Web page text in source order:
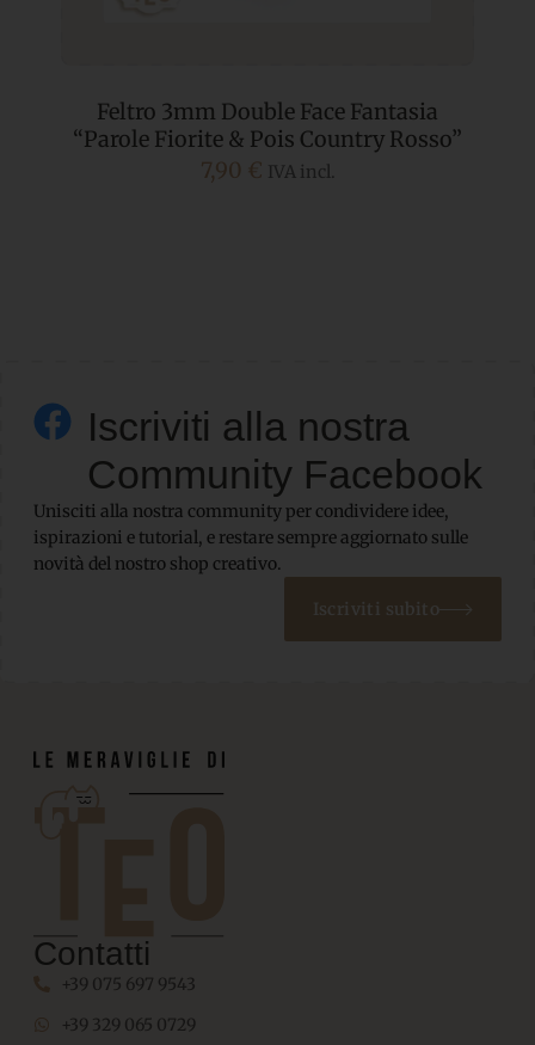
Feltro 3mm Double Face Fantasia
“Parole Fiorite & Pois Country Rosso”
7,90 € IVA incl.
Iscriviti alla nostra
Community Facebook
Unisciti alla nostra community per condividere idee,
ispirazioni e tutorial, e restare sempre aggiornato sulle
novità del nostro shop creativo.
Iscriviti subito
Contatti
+39 075 697 9543
+39 329 065 0729